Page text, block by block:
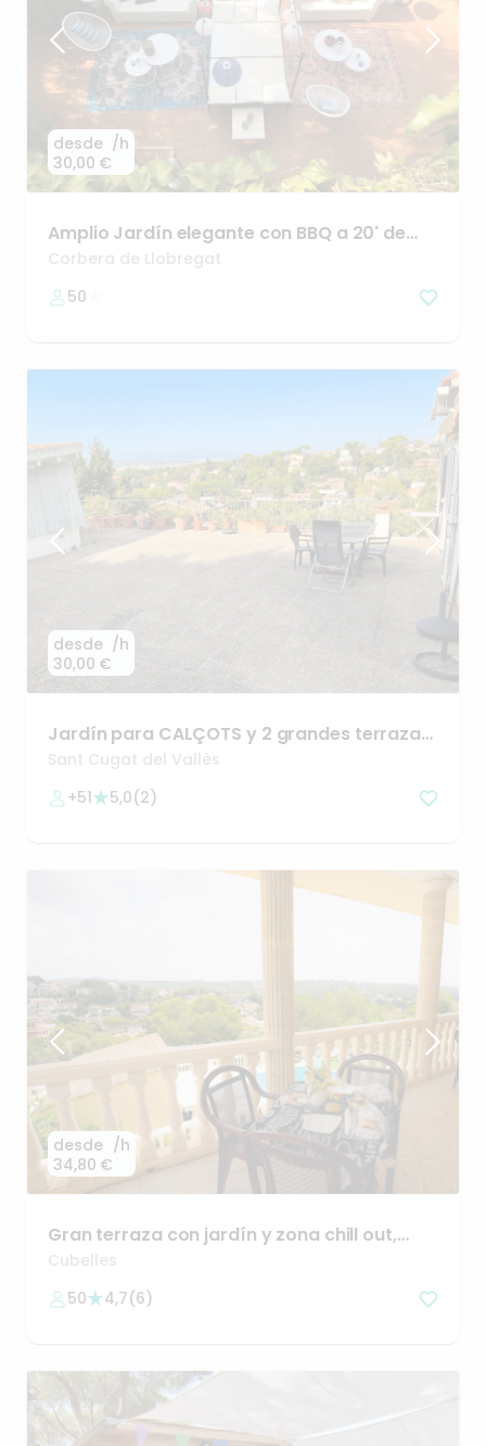
desde
30,00 €
/h
Amplio Jardín elegante con BBQ a 20' de
BCN
Corbera de Llobregat
50
desde
30,00 €
/h
Jardín para CALÇOTS y 2 grandes terrazas
con bonitas vistas
Sant Cugat del Vallès
+51
5,0(2)
desde
34,80 €
/h
Gran terraza con jardín y zona chill out​,​
ideal para
Cubelles
50
4,7(6)